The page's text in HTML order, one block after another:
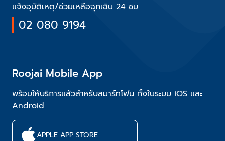
แจ้งอุบัติเหตุ/ช่วยเหลือฉุกเฉิน 24 ชม.
02 080 9194
Roojai Mobile App
พร้อมให้บริการแล้วสำหรับสมาร์ทโฟน ทั้งในระบบ iOS และ
Android
APPLE APP STORE